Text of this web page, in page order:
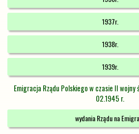
1937r.
1938r.
1939r.
Emigracja Rządu Polskiego w czasie II
02.1945 r.
wydania Rządu na